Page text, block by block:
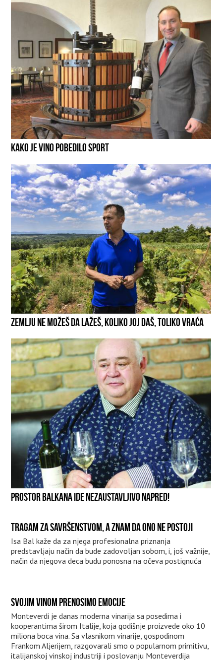
KAKO JE VINO POBEDILO SPORT
ZEMLJU NE MOŽEŠ DA LAŽEŠ, KOLIKO JOJ DAŠ, TOLIKO VRAĆA
PROSTOR BALKANA IDE NEZAUSTAVLJIVO NAPRED!
TRAGAM ZA SAVRŠENSTVOM, A ZNAM DA ONO NE POSTOJI
Isa Bal kaže da za njega profesionalna priznanja
predstavljaju način da bude zadovoljan sobom, i, još važnije,
način da njegova deca budu ponosna na očeva postignuća
SVOJIM VINOM PRENOSIMO EMOCIJE
Monteverdi je danas moderna vinarija sa posedima i
kooperantima širom Italije, koja godišnje proizvede oko 10
miliona boca vina. Sa vlasnikom vinarije, gospodinom
Frankom Aljerijem, razgovarali smo o popularnom primitivu,
italijanskoj vinskoj industriji i poslovanju Monteverdija